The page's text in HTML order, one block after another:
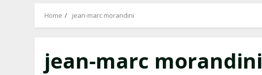
Home jean-marc morandini
jean-marc morandini